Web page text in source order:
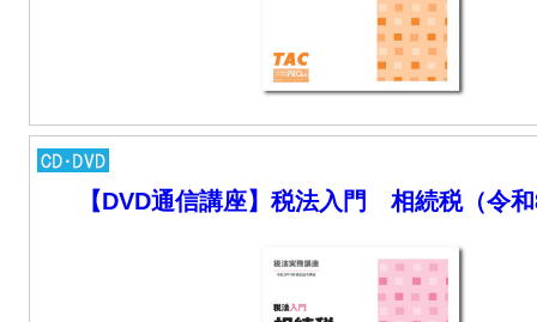
【DVD通信講座】税法入門 相続税（令